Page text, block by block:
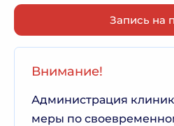
Запись на
Внимание!
Администрация
меры по